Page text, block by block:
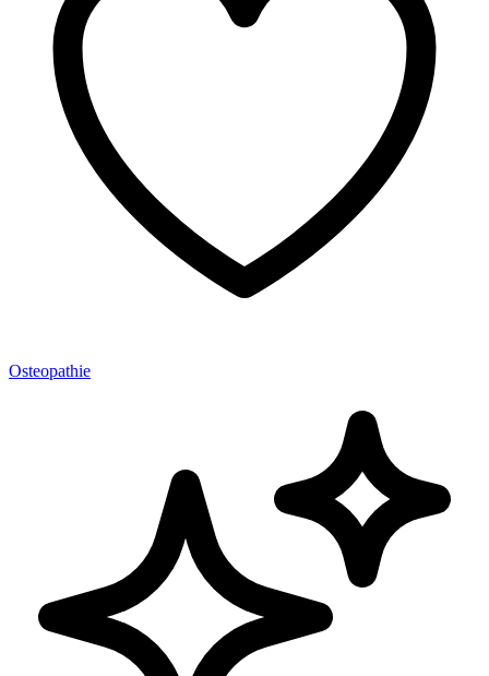
Osteopathie